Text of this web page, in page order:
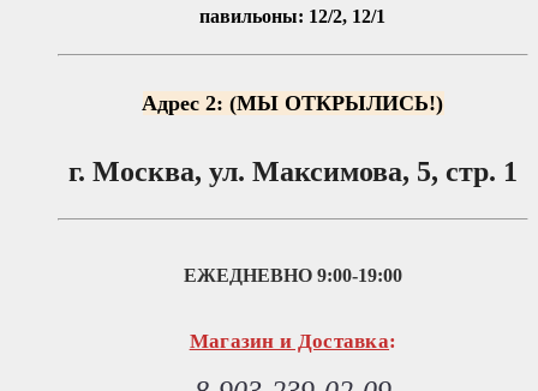
павильоны: 12/2, 12/1
Адрес 2: (МЫ ОТКРЫЛИСЬ!)
г. Москва, ул. Максимова, 5, стр. 1
ЕЖЕДНЕВНО 9:00-19:00
Магазин и Доставка: